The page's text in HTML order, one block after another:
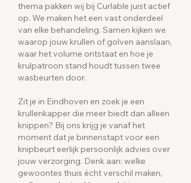
thema pakken wij bij Curlable juist actief
op. We maken het een vast onderdeel
van elke behandeling. Samen kijken we
waarop jouw krullen of golven aanslaan,
waar het volume ontstaat en hoe je
krulpatroon stand houdt tussen twee
wasbeurten door.
Zit je in Eindhoven en zoek je een
krullenkapper die meer biedt dan alleen
knippen? Bij ons krijg je vanaf het
moment dat je binnenstapt voor een
knipbeurt eerlijk persoonlijk advies over
jouw verzorging. Denk aan: welke
gewoontes thuis écht verschil maken,